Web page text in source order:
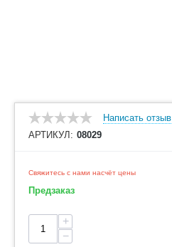
Написать отзыв
АРТИКУЛ: 08029
Свяжитесь с нами насчёт цены
Предзаказ
+
−